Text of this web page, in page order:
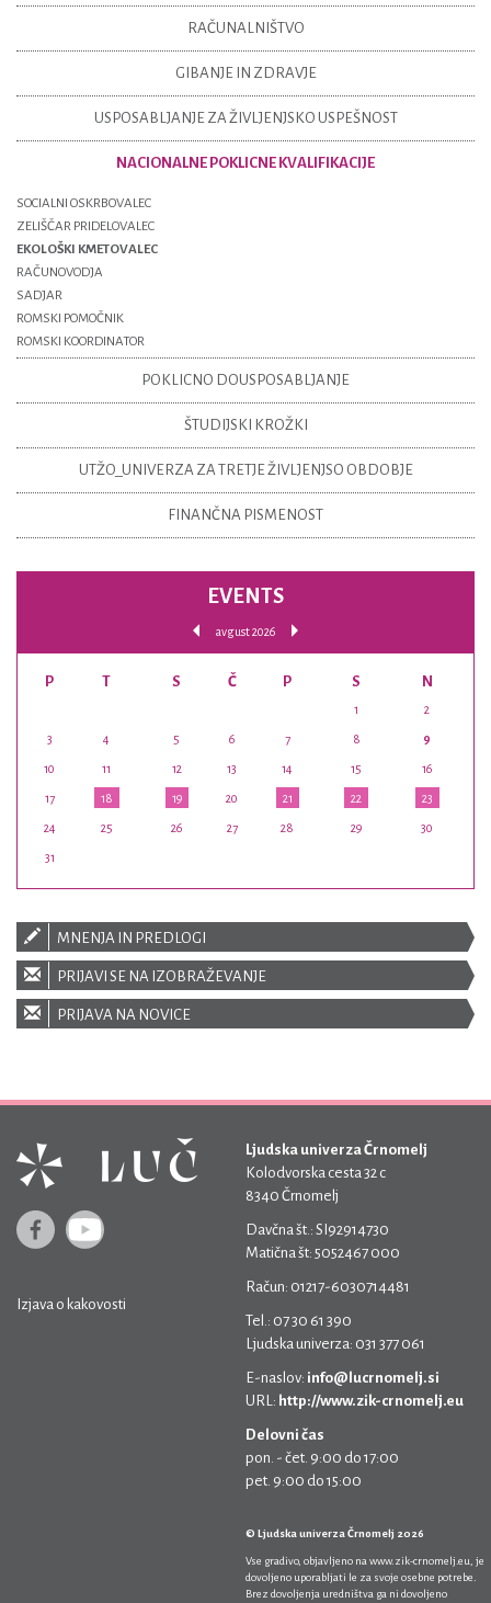
RAČUNALNIŠTVO
GIBANJE IN ZDRAVJE
USPOSABLJANJE ZA ŽIVLJENJSKO USPEŠNOST
NACIONALNE POKLICNE KVALIFIKACIJE
SOCIALNI OSKRBOVALEC
ZELIŠČAR PRIDELOVALEC
EKOLOŠKI KMETOVALEC
RAČUNOVODJA
SADJAR
ROMSKI POMOČNIK
ROMSKI KOORDINATOR
POKLICNO DOUSPOSABLJANJE
ŠTUDIJSKI KROŽKI
UTŽO_UNIVERZA ZA TRETJE ŽIVLJENJSO OBDOBJE
FINANČNA PISMENOST
EVENTS
avgust 2026
P T S Č P S N
1 2
3 4 5 6 7 8 9
10 11 12 13 14 15 16
17 18 19 20 21 22 23
24 25 26 27 28 29 30
31
MNENJA IN PREDLOGI
PRIJAVI SE NA IZOBRAŽEVANJE
PRIJAVA NA NOVICE
Izjava o kakovosti
Ljudska univerza Črnomelj
Kolodvorska cesta 32 c
8340 Črnomelj
Davčna št.: SI92914730
Matična št: 5052467 000
Račun: 01217-6030714481
Tel.: 07 30 61 390
Ljudska univerza: 031 377 061
E-naslov: info@lucrnomelj.si
URL: http://www.zik-crnomelj.eu
Delovni čas
pon. - čet. 9:00 do 17:00
pet. 9:00 do 15:00
© Ljudska univerza Črnomelj 2026
Vse gradivo, objavljeno na www.zik-crnomelj.eu , je
dovoljeno uporabljati le za svoje osebne potrebe.
Brez dovoljenja uredništva ga ni dovoljeno